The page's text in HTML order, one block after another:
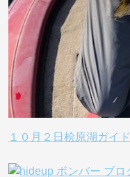
１０月２日桧原湖ガイド